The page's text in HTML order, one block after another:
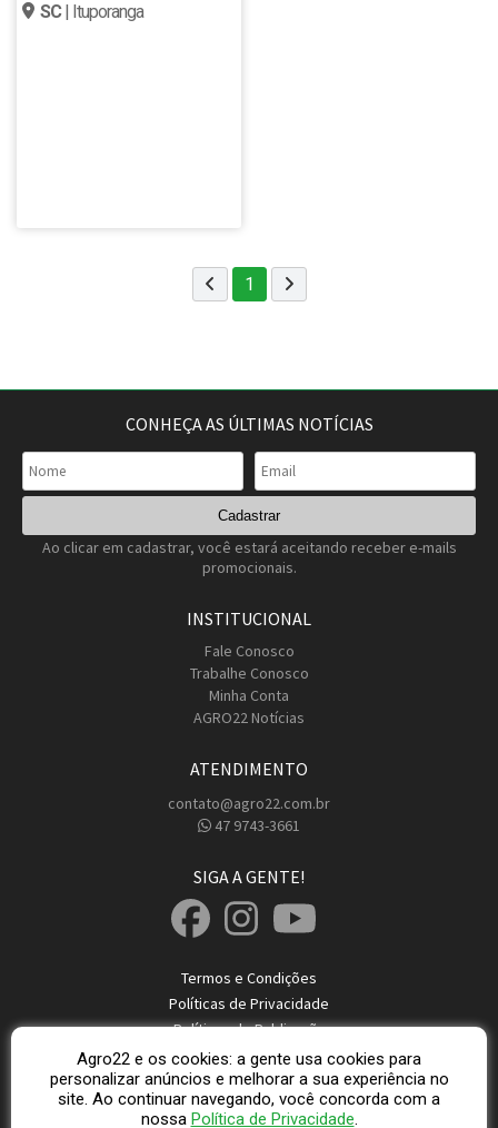
SC| Ituporanga
1
CONHEÇA AS ÚLTIMAS NOTÍCIAS
Ao clicar em cadastrar, você estará aceitando receber e-mails
promocionais.
INSTITUCIONAL
Fale Conosco
Trabalhe Conosco
Minha Conta
AGRO22 Notícias
ATENDIMENTO
contato@agro22.com.br
47 9743-3661
SIGA A GENTE!
© 2026 Direitos Reservados Agro22
Termos e Condições
Políticas de Privacidade
Políticas de Publicação
Dicas de Segurança
AGRO22 - CNPJ: 37.845.516/0001-47 Localidade: Rio do Sul - SC © 2026 -
Agro22 e os cookies: a gente usa cookies para
personalizar anúncios e melhorar a sua experiência no
site. Ao continuar navegando, você concorda com a
nossa Política de Privacidade.